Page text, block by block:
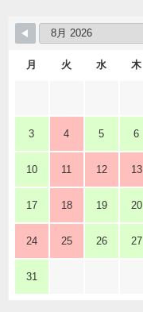
月 火 水 木
3 4 5 6
10 11 12 13
17 18 19 20
24 25 26 27
31